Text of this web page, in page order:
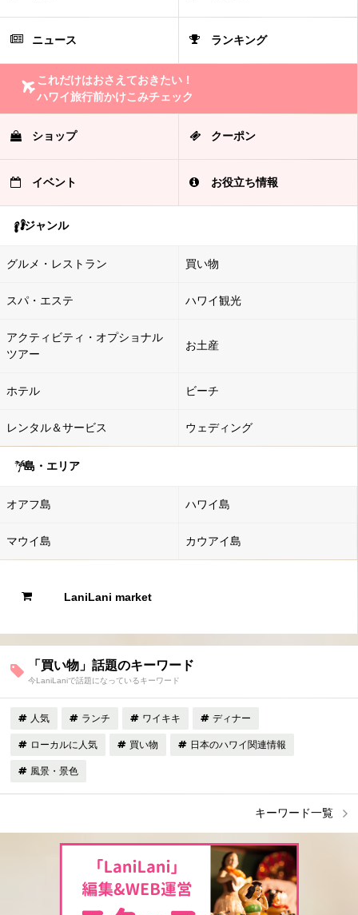
ニュース ランキング
これだけはおさえておきたい！
ハワイ旅行前かけこみチェック
ショップ クーポン
イベント お役立ち情報
ジャンル
グルメ・レストラン 買い物
スパ・エステ ハワイ観光
アクティビティ・オプショナル
ツアー
お土産
ホテル ビーチ
レンタル＆サービス ウェディング
島・エリア
オアフ島 ハワイ島
マウイ島 カウアイ島
LaniLani market
「買い物」話題のキーワード
今LaniLaniで話題になっているキーワード
人気 ランチ ワイキキ ディナー
ローカルに人気 買い物 日本のハワイ関連情報
風景・景色
キーワード一覧